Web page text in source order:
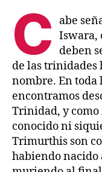
C
abe
Iswara,
deben
de las trinidades
nombre. En toda
encontramos
Trinidad, y como
conocido ni
Trimurthis son
habiendo nacido